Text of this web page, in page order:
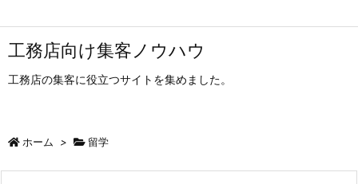
工務店向け集客ノウハウ
工務店の集客に役立つサイトを集めました。
ホーム > 留学